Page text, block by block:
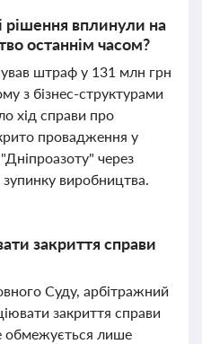
рішення вплинули на
останнім часом?
штраф у 131 млн грн
з бізнес-структурами
хід справи про
провадження у
через
зупинку виробництва.
закриття справи
Суду, арбітражний
закриття справи
обмежується лише